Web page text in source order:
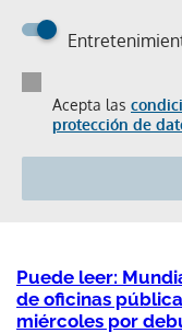
Acepta las
protección de
Puede leer:
de oficinas
miércoles por